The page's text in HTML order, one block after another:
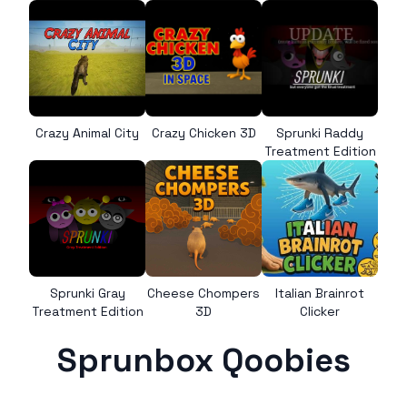
Crazy Animal City Crazy Chicken 3D
Sprunki Raddy
Treatment Edition
Sprunki Gray
Treatment Edition
Cheese Chompers
3D
Italian Brainrot
Clicker
Sprunbox Qoobies